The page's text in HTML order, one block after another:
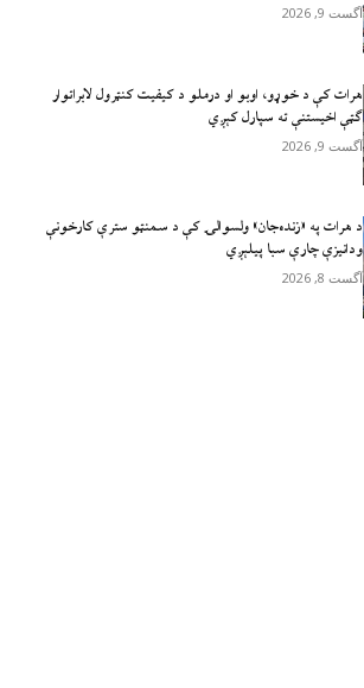
آگست 9, 2026
هرات کې د خوړو، اوبو او درملو د کیفیت کنټرول لابراتوار
ګټې اخيستنې ته سپارل کېږي
آگست 9, 2026
د هرات په «زنده‌جان» ولسوالۍ کې د سمنټو سترې کارخونې
ودانیزې چارې سبا پیلېږي
آگست 8, 2026